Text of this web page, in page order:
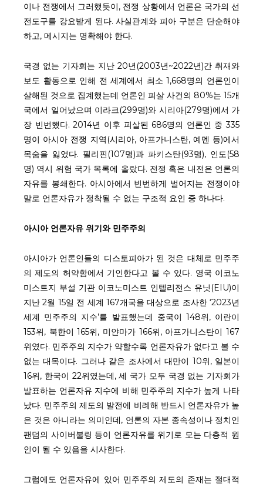
이나 전쟁에서 그러했듯이, 전쟁 상황에서 언론은 국가의 선
전도구를 강요받게 된다. 사실관계와 피아 구분은 단순해야
하고, 메시지는 명확해야 한다.
국경 없는 기자회는 지난 20년(2003년~2022년)간 취재와
보도 활동으로 인해 전 세계에서 최소 1,668명의 언론인이
살해된 것으로 집계했는데 언론인 피살 사건의 80%는 15개
국에서 일어났으며 이라크(299명)와 시리아(279명)에서 가
장 빈번했다. 2014년 이후 피살된 686명의 언론인 중 335
명이 아시아 전쟁 지역(시리아, 아프가니스탄, 예멘 등)에서
목숨을 잃었다. 필리핀(107명)과 파키스탄(93명), 인도(58
명) 역시 위험 국가 목록에 올랐다. 전쟁 혹은 내전은 언론의
자유를 봉쇄한다. 아시아에서 빈번하게 벌어지는 전쟁이야
말로 언론자유가 정착될 수 없는 구조적 요인 중 하나다.
아시아 언론자유 위기와 민주주의
아시아가 언론인들의 디스토피아가 된 것은 대체로 민주주
의 제도의 허약함에서 기인한다고 볼 수 있다. 영국 이코노
미스트지 부설 기관 이코노미스트 인텔리전스 유닛(EIU)이
지난 2월 15일 전 세계 167개국을 대상으로 조사한 ‘2023년
세계 민주주의 지수’를 발표했는데 중국이 148위, 이란이
153위, 북한이 165위, 미얀마가 166위, 아프가니스탄이 167
위였다. 민주주의 지수가 약할수록 언론자유가 없다고 볼 수
없는 대목이다. 그러나 같은 조사에서 대만이 10위, 일본이
16위, 한국이 22위였는데, 세 국가 모두 국경 없는 기자회가
발표하는 언론자유 지수에 비해 민주주의 지수가 높게 나타
났다. 민주주의 제도의 발전에 비례해 반드시 언론자유가 높
은 것은 아니라는 의미인데, 언론의 자본 종속성이나 정치인
팬덤의 사이버불링 등이 언론자유를 위기로 모는 다층적 원
인이 될 수 있음을 시사한다.
그럼에도 언론자유에 있어 민주주의 제도의 존재는 절대적